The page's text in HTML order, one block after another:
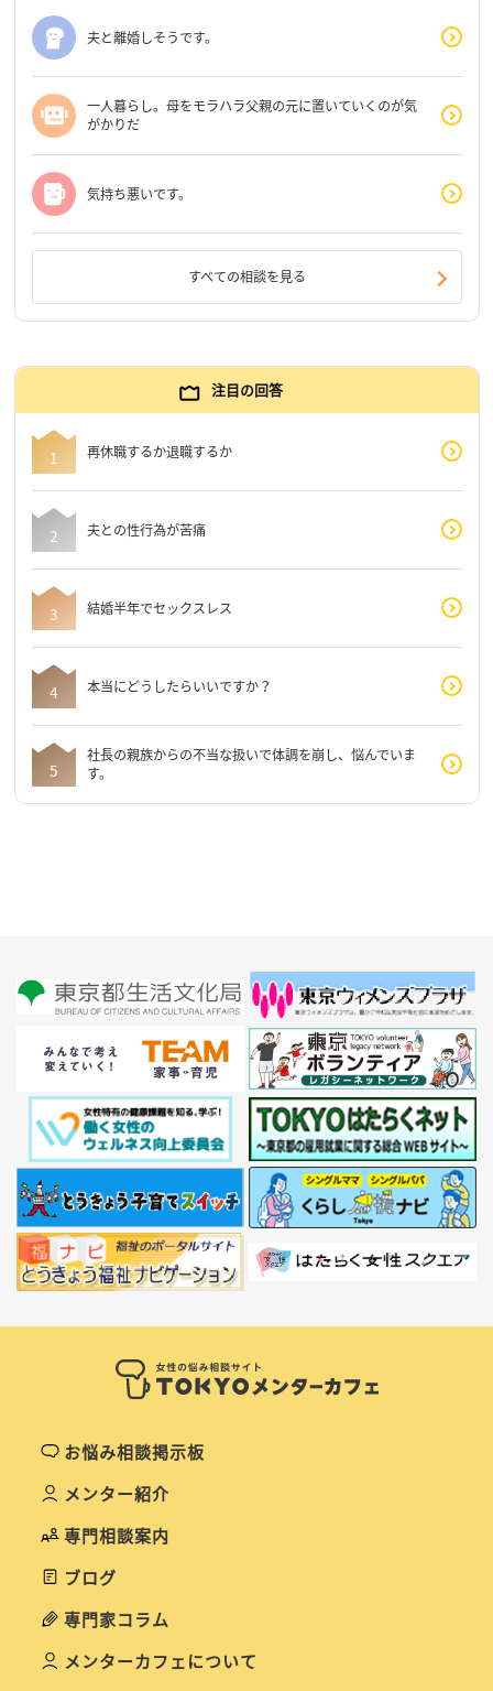
夫と離婚しそうです。
一人暮らし。母をモラハラ父親の元に置いていくのが気
がかりだ
気持ち悪いです。
すべての相談を見る
注目の回答
再休職するか退職するか
夫との性行為が苦痛
結婚半年でセックスレス
本当にどうしたらいいですか？
社長の親族からの不当な扱いで体調を崩し、悩んでいま
す。
お悩み相談掲示板
メンター紹介
専門相談案内
ブログ
専門家コラム
メンターカフェについて